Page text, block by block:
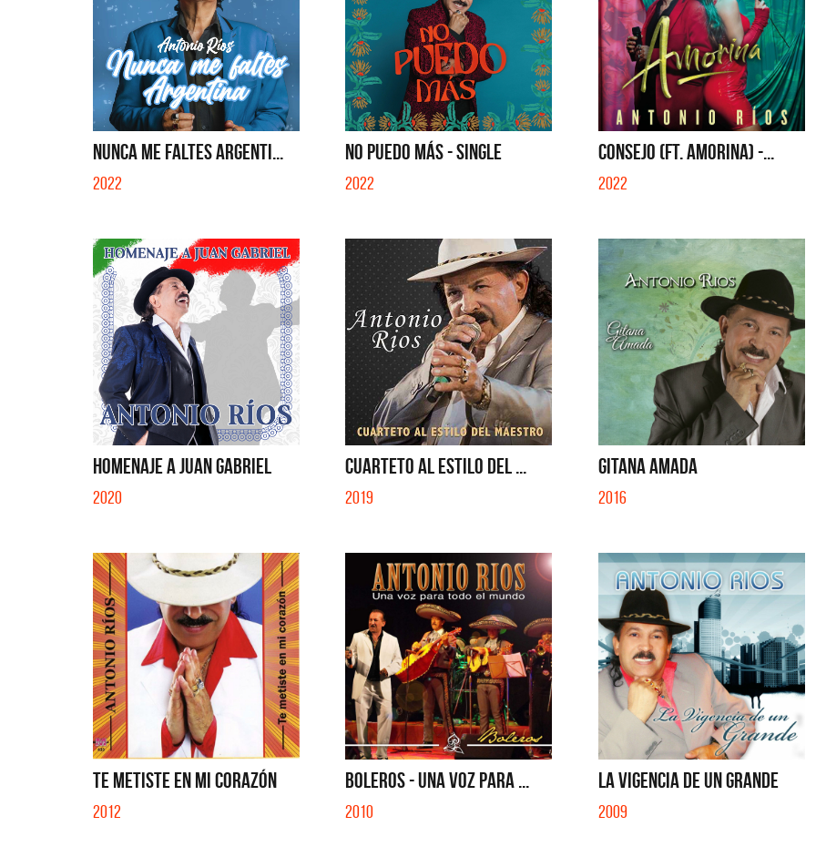
NUNCA ME FALTES ARGENTI...
2022
NO PUEDO MÁS - SINGLE
2022
CONSEJO (FT. AMORINA) -...
2022
HOMENAJE A JUAN GABRIEL
2020
CUARTETO AL ESTILO DEL ...
2019
GITANA AMADA
2016
TE METISTE EN MI CORAZÓN
2012
BOLEROS - UNA VOZ PARA ...
2010
LA VIGENCIA DE UN GRANDE
2009